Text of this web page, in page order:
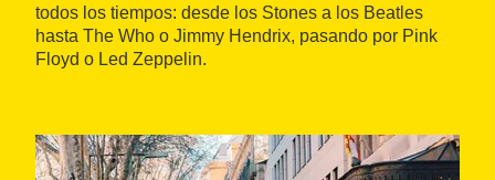
todos los tiempos: desde los Stones a los Beatles
hasta The Who o Jimmy Hendrix, pasando por Pink
Floyd o Led Zeppelin.